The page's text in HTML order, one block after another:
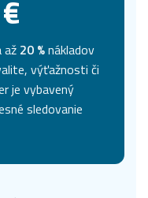
až 20 %nákladov
výťažnosti či
je vybavený
sledovanie